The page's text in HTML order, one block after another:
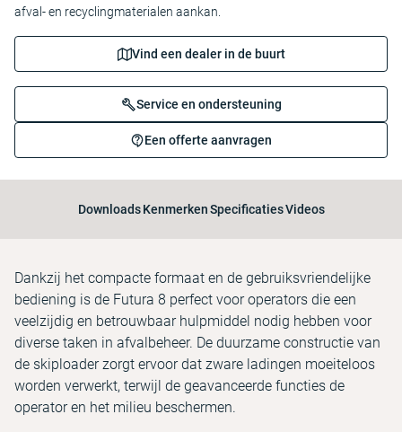
afval- en recyclingmaterialen aankan.
Vind een dealer in de buurt
Service en ondersteuning
Een offerte aanvragen
Downloads KenmerkenSpecificatiesVideos
Dankzij het compacte formaat en de gebruiksvriendelijke
bediening is de Futura 8 perfect voor operators die een
veelzijdig en betrouwbaar hulpmiddel nodig hebben voor
diverse taken in afvalbeheer. De duurzame constructie van
de skiploader zorgt ervoor dat zware ladingen moeiteloos
worden verwerkt, terwijl de geavanceerde functies de
operator en het milieu beschermen.